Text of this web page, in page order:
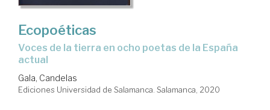
Ecopoéticas
voces de la tierra en ocho poetas de la España
actual
Gala, Candelas
Ediciones Universidad de Salamanca. Salamanca, 2020